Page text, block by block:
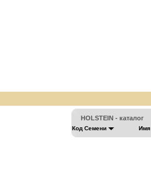
HOLSTEIN - каталог
Код Семени Имя